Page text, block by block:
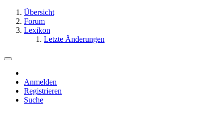
Übersicht
Forum
Lexikon
Letzte Änderungen
Anmelden
Registrieren
Suche